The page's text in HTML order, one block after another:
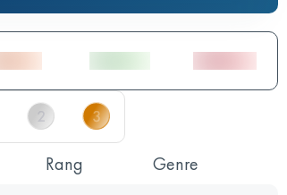
Rang Genre